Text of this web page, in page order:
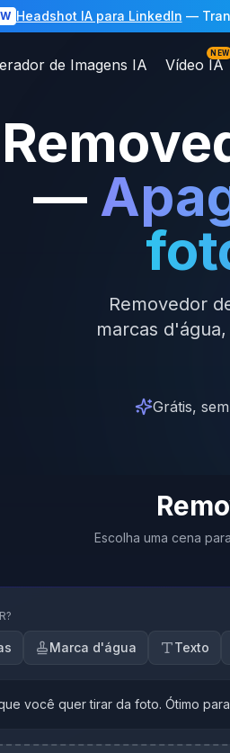
Headshot IA para LinkedIn —
de Imagens IA Vídeo IA
NEW
—
Removedor
marcas
Grátis,
Escolha uma cena
Marca d'água Texto
você quer tirar da foto. Ótimo